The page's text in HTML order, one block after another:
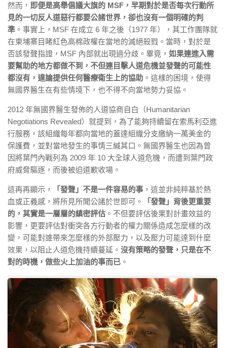
然而， 即便是高舉倡議大旗的 MSF，早期對於是否每次行動所
見的一切反人道惡行都要公諸世界，卻也沒有一個明確的判
準 。事實上，MSF 在成立 6 年之後（1977 年），其工作團隊就
在柬埔寨目睹紅色高棉政權在當地的滅絕殺戮。當時，對於是
否該發聲指證，MSF 內部就出現過分歧。畢竟， 如果連進入需
要幫助的地方都做不到，不但連目擊人道危機並發聲的可能性
都沒有，遑論提供任何醫療衛生上的協助 。這樣的困境，使得
無國界醫生在有些情境下，也不得不向當地勢力妥協。
2012 年無國界醫生發佈的人道協商自白（Humanitarian
Negotiations Revealed）就提到，為了能夠持續留在索馬利亞進
行服務，該組織每年都向當地的蓋達組織分支繳納一萬美金的
保護費，並對當地發生的事情三緘其口。無國界醫生也因為曾
因將葉門內戰列為 2009 年 10 大全球人道危機，而遭到葉門政
府威脅驅逐，而後被迫道歉收場。
這再再顯示， 「發聲」不是一件容易的事 ，這並非純粹基於熱
血或正義感，將所見所聞公諸於世即可。
「發聲」背後更重要
的，其實是一層層的縝密評估 。不但要評估後果對計畫效益的
影響，更要評估對衝突各方行動者的權力關係造成怎麼樣的改
變，可能對誰帶來怎麼樣的外部壓力，以及壓力可能達到什麼
效果，以阻止人道危機持續蔓延。 沒有策略的發聲，只是在不
對的時機，做些火上加油的事而已 。